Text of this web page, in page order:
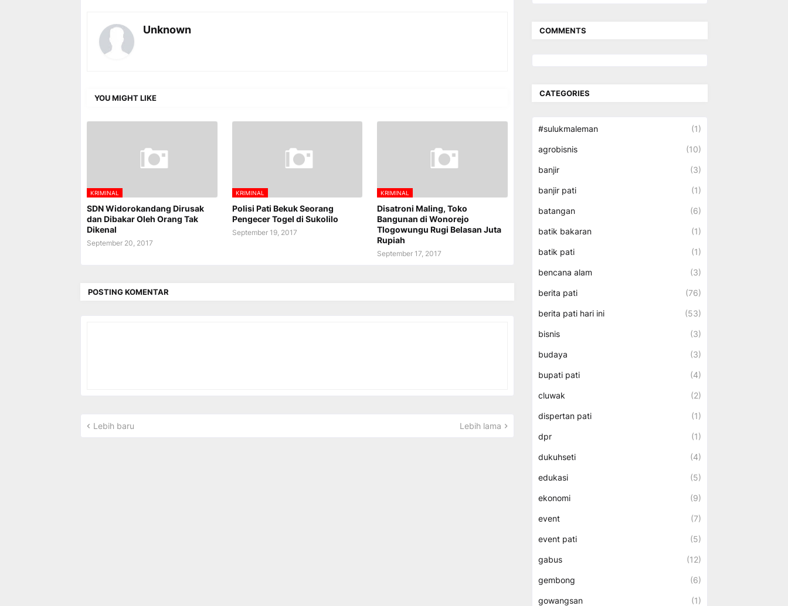
Unknown
YOU MIGHT LIKE
KRIMINAL
SDN Widorokandang Dirusak
dan Dibakar Oleh Orang Tak
Dikenal
September 20, 2017
KRIMINAL
Polisi Pati Bekuk Seorang
Pengecer Togel di Sukolilo
September 19, 2017
KRIMINAL
Disatroni Maling, Toko
Bangunan di Wonorejo
Tlogowungu Rugi Belasan Juta
Rupiah
September 17, 2017
POSTING KOMENTAR
Lebih baru Lebih lama
COMMENTS
CATEGORIES
#sulukmaleman (1)
agrobisnis (10)
banjir (3)
banjir pati (1)
batangan (6)
batik bakaran (1)
batik pati (1)
bencana alam (3)
berita pati (76)
berita pati hari ini (53)
bisnis (3)
budaya (3)
bupati pati (4)
cluwak (2)
dispertan pati (1)
dpr (1)
dukuhseti (4)
edukasi (5)
ekonomi (9)
event (7)
event pati (5)
gabus (12)
gembong (6)
gowangsan (1)